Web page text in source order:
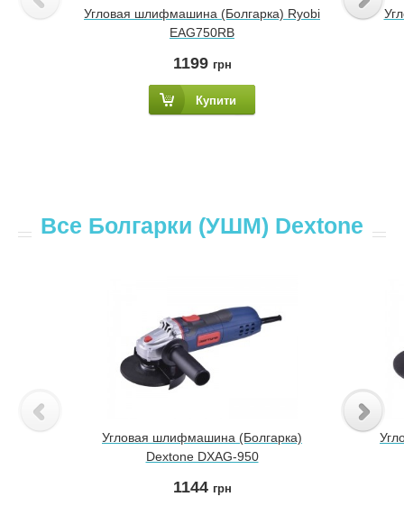
Угловая шлифмашина (Болгарка) Ryobi
EAG750RB
1199 грн
Купити
Все Болгарки (УШМ) Dextone
Угловая шлифмашина (Болгарка)
Dextone DXAG-950
1144 грн